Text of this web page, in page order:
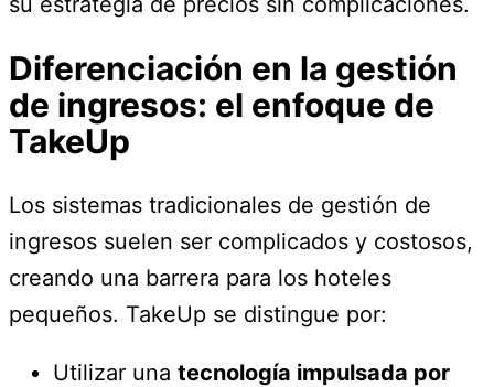
Diferenciación en la gestión
de ingresos: el enfoque de
TakeUp
Los sistemas tradicionales de gestión de
ingresos suelen ser complicados y costosos,
creando una barrera para los hoteles
pequeños. TakeUp se distingue por:
Utilizar una tecnología impulsada por